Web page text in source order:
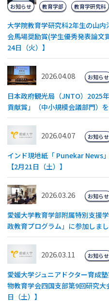
大学院教育学研究科2年生の山
会馬場奨励賞(学生優秀発表論文
24日（火）】
お知らせ 教育学部 教育学研究科
2026.04.08
日本政府観光局（JNTO）2025
貢献賞」（中小規模会議部門）
お知らせ
2026.04.07
インド現地紙「 Punekar News
【2月21日（土）】
お知らせ
2026.03.26
愛媛大学教育学部附属特別支援
政教育プログラム」に参加しま
お知らせ
2026.03.11
愛媛大学ジュニアドクター育成
物教育学会四国支部第9回研究
日（土）】
お知らせ